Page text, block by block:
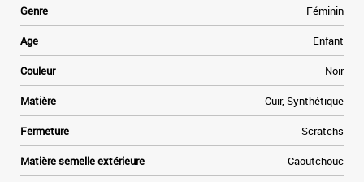
Genre Féminin
Age Enfant
Couleur Noir
Matière Cuir, Synthétique
Fermeture Scratchs
Matière semelle extérieure Caoutchouc